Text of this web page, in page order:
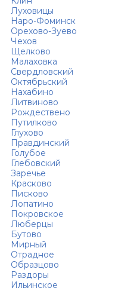
Луховицы
Наро-Фоминск
Орехово-Зуево
Чехов
Щелково
Малаховка
Свердловский
Октябрьский
Нахабино
Литвиново
Рождествено
Путилково
Глухово
Правдинский
Голубое
Глебовский
Заречье
Красково
Писково
Лопатино
Покровское
Люберцы
Бутово
Мирный
Отрадное
Образцово
Раздоры
Ильинское